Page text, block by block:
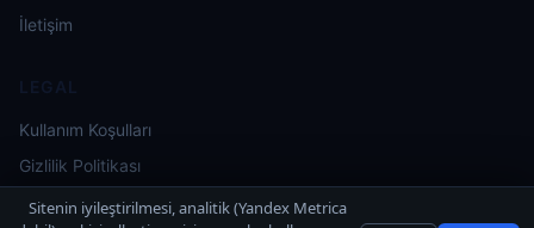
İletişim
LEGAL
Kullanım Koşulları
Gizlilik Politikası
Sitenin iyileştirilmesi, analitik (Yandex Metrica